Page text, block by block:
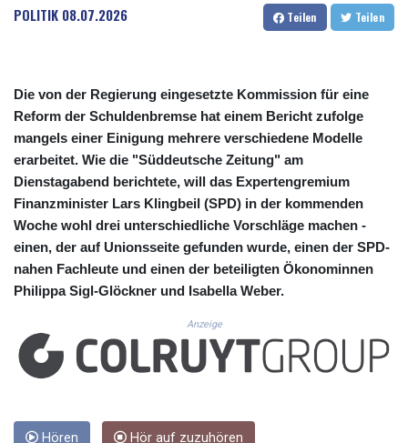
CUC 1.156136
CUP 30.637594
DKK 7.477932
DOP 67.289164
DZD 152.967099
EGP 57.293288
ERN 17.342035
ETB 186.049588
FJD 2.553384
FKP 0.8566
GBP 0.858527
GEL 3.017966
GHS 13.526832
GIP 0.8566
GMD 84.980421
GYD 241.157003
POLITIK 08.07.2026 Teilen Teilen
Die von der Regierung eingesetzte Kommission für eine
Reform der Schuldenbremse hat einem Bericht zufolge
mangels einer Einigung mehrere verschiedene Modelle
erarbeitet. Wie die "Süddeutsche Zeitung" am
Dienstagabend berichtete, will das Expertengremium
Finanzminister Lars Klingbeil (SPD) in der kommenden
Woche wohl drei unterschiedliche Vorschläge machen -
einen, der auf Unionsseite gefunden wurde, einen der SPD-
nahen Fachleute und einen der beteiligten Ökonominnen
Philippa Sigl-Glöckner und Isabella Weber.
Anzeige
Hören Hör auf zuzuhören